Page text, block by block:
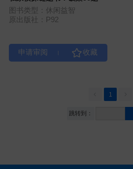
图书类型：休闲益智
原出版社：P92
1
跳转到：